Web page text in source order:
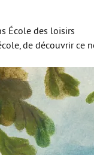
École des loisirs
de découvrir ce